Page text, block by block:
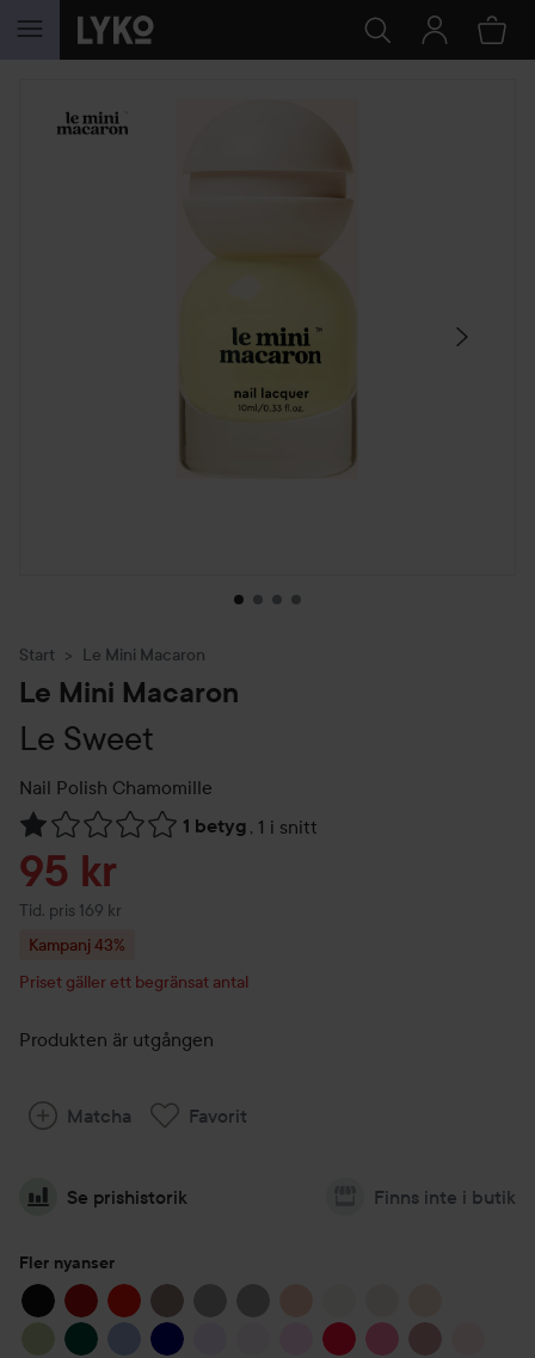
HOPPA TILL INNEHÅLLET
HOPPA ÖVER SEKTIONEN
Start Le Mini Macaron
Le Mini Macaron
Le Sweet
Nail Polish Chamomille
1 betyg , 1 i snitt
Hoppa till Betyg & kommentarer
Reapris
95 kr
Tid. pris 169 kr
Tidigare pris 169 kr
Kampanj 43%
Priset gäller ett begränsat antal
Produkten är utgången
Matcha Favorit
Se prishistorik Finns inte i butik
Fler nyanser